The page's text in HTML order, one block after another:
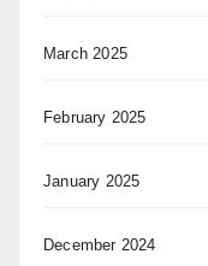
March 2025
February 2025
January 2025
December 2024